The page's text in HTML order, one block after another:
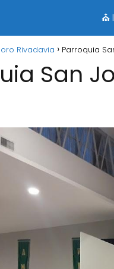
⛪
Rivadavia Parroquia
San